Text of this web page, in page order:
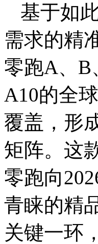
基于如
需求的精
零跑A、B
A10的全
覆盖，形
矩阵。这
零跑向
青睐的精
关键一环